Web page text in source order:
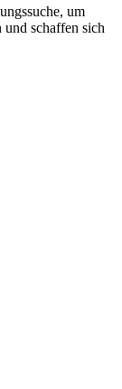
um
schaffen sich